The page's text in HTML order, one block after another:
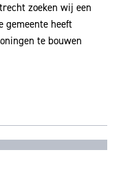
zoeken wij een
gemeente heeft
te bouwen